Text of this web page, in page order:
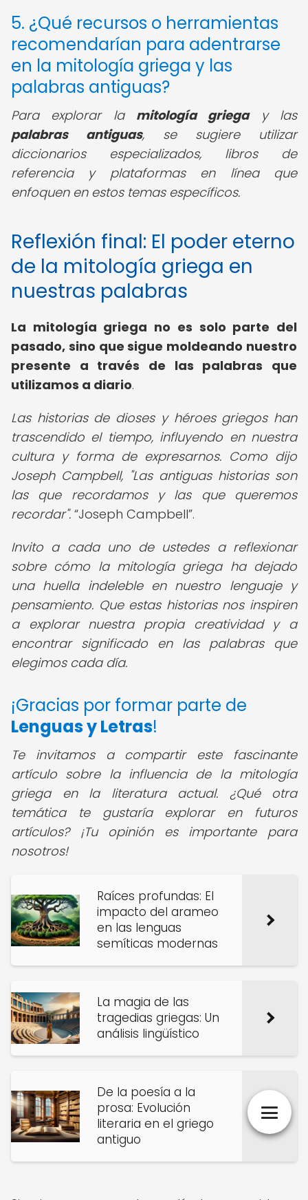
5. ¿Qué recursos o herramientas
recomendarían para adentrarse
en la mitología griega y las
palabras antiguas?
Para explorar la mitología griegay las
palabras antiguas, se sugiere utilizar
diccionarios especializados, libros de
referencia y plataformas en línea que
enfoquen en estos temas específicos.
Reflexión final: El poder eterno
de la mitología griega en
nuestras palabras
La mitología griega no es solo parte del
pasado, sino que sigue moldeando nuestro
presente a través de las palabras que
utilizamos a diario.
Las historias de dioses y héroes griegos han
trascendido el tiempo, influyendo en nuestra
cultura y forma de expresarnos. Como dijo
Joseph Campbell, "Las antiguas historias son
las que recordamos y las que queremos
recordar". Joseph Campbell .
Invito a cada uno de ustedes a reflexionar
sobre cómo la mitología griega ha dejado
una huella indeleble en nuestro lenguaje y
pensamiento. Que estas historias nos inspiren
a explorar nuestra propia creatividad y a
encontrar significado en las palabras que
elegimos cada día.
¡Gracias por formar parte de
Lenguas y Letras!
Te invitamos a compartir este fascinante
artículo sobre la influencia de la mitología
griega en la literatura actual. ¿Qué otra
temática te gustaría explorar en futuros
artículos? ¡Tu opinión es importante para
nosotros!
Raíces profundas: El
impacto del arameo
en las lenguas
semíticas modernas
La magia de las
tragedias griegas: Un
análisis lingüístico
De la poesía a la
prosa: Evolución
literaria en el griego
antiguo